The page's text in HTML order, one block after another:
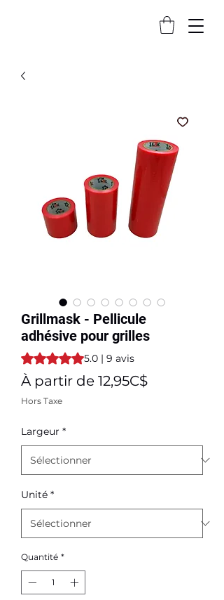
Grillmask - Pellicule
adhésive pour grilles
La note est de 5.0 sur cinq étoiles selon 9
5.0 | 9 avis
À partir de 12,95C$Prix
Hors Taxe
Largeur *
Unité *
Quantité *